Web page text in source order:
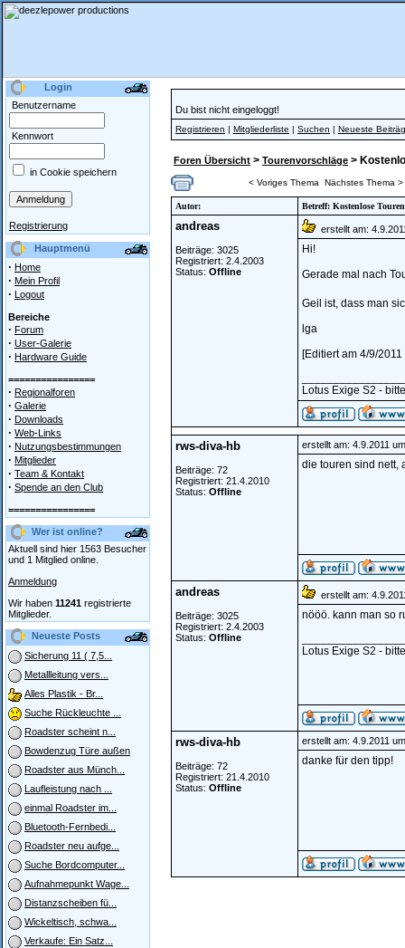
Login
Benutzername
Kennwort
in Cookie speichern
Registrierung
Hauptmenü
· Home
· Mein Profil
· Logout
Bereiche
· Forum
· User-Galerie
· Hardware Guide
================
· Regionalforen
· Galerie
· Downloads
· Web-Links
· Nutzungsbestimmungen
· Mitglieder
· Team & Kontakt
· Spende an den Club
================
Wer ist online?
Aktuell sind hier 1563 Besucher
und 1 Mitglied online.
Anmeldung
Wir haben 11241 registrierte
Mitglieder.
Neueste Posts
Sicherung 11 ( 7,5...
Metallleitung vers...
Alles Plastik - Br...
Suche Rückleuchte ...
Roadster scheint n...
Bowdenzug Türe außen
Roadster aus Münch...
Laufleistung nach ...
einmal Roadster im...
Bluetooth-Fernbedi...
Roadster neu aufge...
Suche Bordcomputer...
Aufnahmepunkt Wage...
Distanzscheiben fü...
Wickeltisch, schwa...
Verkaufe: Ein Satz...
Du bist nicht eingeloggt!
Registrieren | Mitgliederliste | Suchen | Neueste
Foren Übersicht > Tourenvorschläge >
< Voriges Thema Nächstes Thema >
Autor: Betreff: Kostenlose
andreas
Beiträge: 3025
Registriert: 2.4.2003
Status: Offline
erstellt am:
Hi!
Gerade mal nach
Geil ist, dass man
lga
[Editiert am 4/9/
Lotus Exige S2 -
rws-diva-hb
Beiträge: 72
Registriert: 21.4.2010
Status: Offline
erstellt am: 4.9.2011
die touren sind nett,
andreas
Beiträge: 3025
Registriert: 2.4.2003
Status: Offline
erstellt am:
nööö. kann man so
Lotus Exige S2 -
rws-diva-hb
Beiträge: 72
Registriert: 21.4.2010
Status: Offline
erstellt am: 4.9.2011
danke für den tipp!